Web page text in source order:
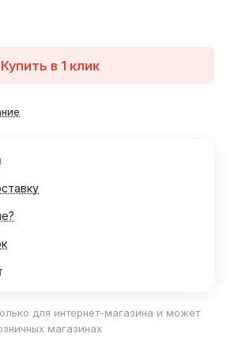
Купить в 1 клик
для интернет-магазина и может
магазинах